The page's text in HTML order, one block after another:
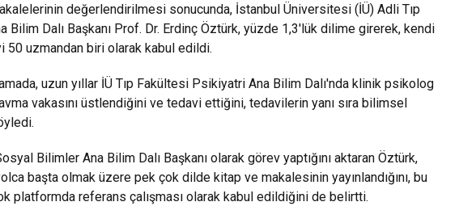
değerlendirilmesi sonucunda, İstanbul Üniversitesi (İÜ) Adli Tıp
Bilim Dalı Başkanı Prof. Dr. Erdinç Öztürk, yüzde 1,3'lük dilime girerek, kendi
50 uzmandan biri olarak kabul edildi.
uzun yıllar İÜ Tıp Fakültesi Psikiyatri Ana Bilim Dalı'nda klinik psikolog
vakasını üstlendiğini ve tedavi ettiğini, tedavilerin yanı sıra bilimsel
Bilimler Ana Bilim Dalı Başkanı olarak görev yaptığını aktaran Öztürk,
başta olmak üzere pek çok dilde kitap ve makalesinin yayınlandığını, bu
platformda referans çalışması olarak kabul edildiğini de belirtti.